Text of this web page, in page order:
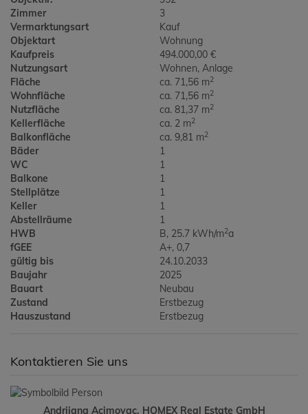
Zimmer
3
Vermarktungsart
Kauf
Objektart
Wohnung
Kaufpreis
494.000,00 €
Nutzungsart
Wohnen Anlage
Fläche
ca. 71,56 m2
Wohnfläche ca. 71,56 m2
Nutzfläche ca. 81,37 m2
Kellerfläche ca. 2 m2
Balkonfläche ca. 9,81 m2
Bäder
1
WC
1
Balkone
1
Stellplätze
1
Keller
1
Abstellräume
1
HWB
B, 25.7 kWh/m2a
fGEE
A+, 0,7
gültig bis
24.10.2033
Baujahr
2025
Bauart
Neubau
Zustand
Erstbezug
Hauszustand
Erstbezug
Kontaktieren Sie uns
Andrijana Acimovac, HOMEX Real Estate GmbH